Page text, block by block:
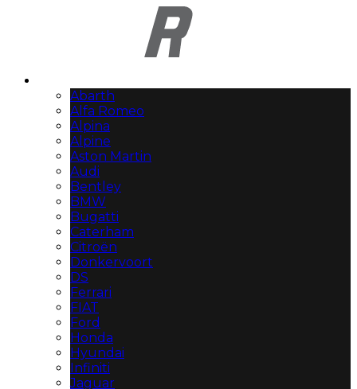
Abarth
Alfa Romeo
Alpina
Alpine
Aston Martin
Audi
Bentley
BMW
Bugatti
Caterham
Citroën
Donkervoort
DS
Ferrari
FIAT
Ford
Honda
Hyundai
Infiniti
Jaguar